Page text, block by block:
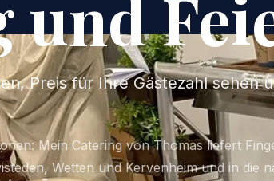
und
Preis für Ihre Gästezahl sehen
Mein Catering von Thomas liefert
Wetten und Kervenheim und in die